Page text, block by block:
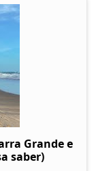
Grande e
saber)